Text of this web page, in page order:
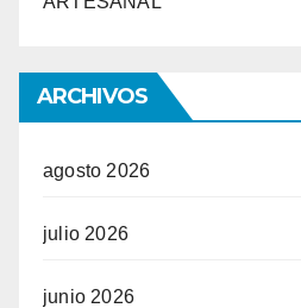
ARCHIVOS
agosto 2026
julio 2026
junio 2026